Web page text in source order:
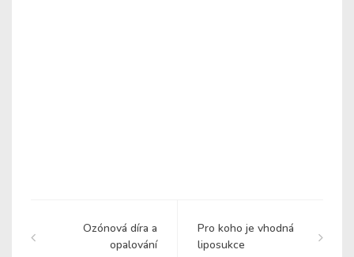
Ozónová díra a
opalování
Pro koho je vhodná
liposukce